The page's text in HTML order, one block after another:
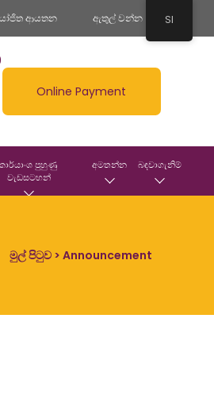
ආයතන ඇතුල් වන්න
Online Payment
පුහුණු
වැඩසටහන්
අමතන්න බඳවාගැනිම්
මුල් පිටුව > Announcement
SI